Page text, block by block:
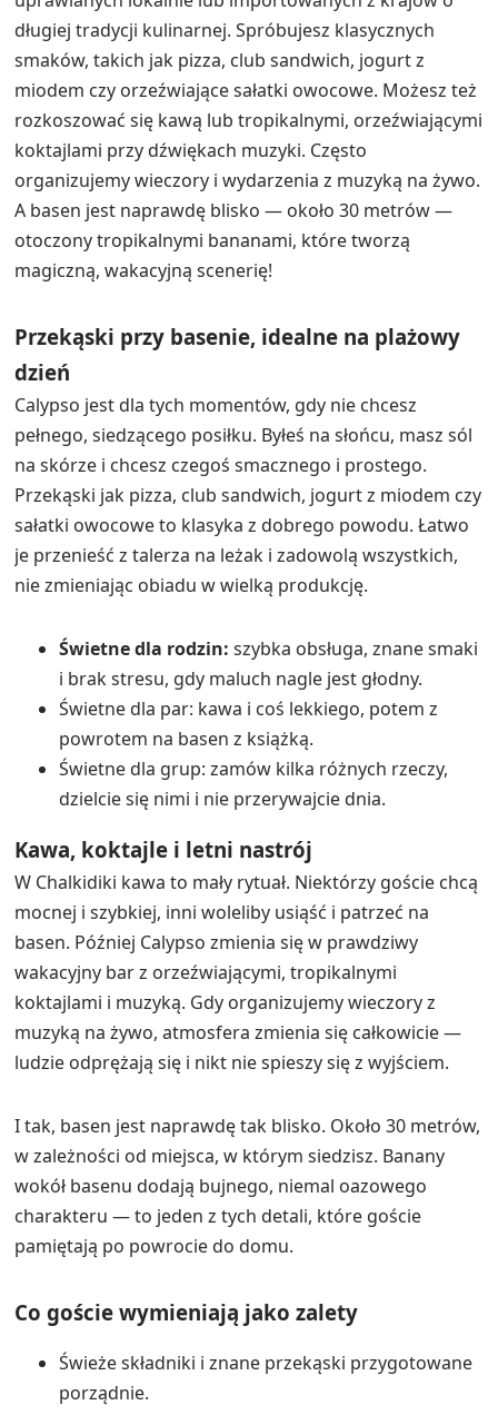
Świeże składniki i znane przekąski przygotowane
porządnie.
Łatwy dostęp z basenu, więc nie tracisz miejsca
ani nastroju.
Wieczory, które mogą być ciche lub bardziej żywe,
w zależności od nocy.
Sceneria, która daje wakacyjny klimat nawet w
czerwcu i wrześniu.
Praktyczne uwagi dla spokojniejszego
Jeśli planujesz zwiedzanie poza hotelem, Calypso jest
wygodny do planowania: wypij kawę przed wyjściem
lub zjedz szybką przekąskę po powrocie, zamiast
śpieszyć się szukać miejsca na zewnątrz w godzinach
szczytu. W szczycie sezonu parkowanie w popularnych
miejscach może sprawiać trudności, a najładniejsze
miejsca szybko się zapełniają.
Dla gości, którzy lubią elastyczne dni, dobrze
Wczesne pływanie i śniadanie, potem wypad na
plażę zanim drogi staną się zatłoczone.
Powrót do basenu późnym popołudniem, gdy
światło jest łagodniejsze.
Przekąska i koktajle w Calypso, a potem kolacja w
Ithaki, jeśli masz ją w pakiecie lub masz ochotę na
coś pełniejszego.
Dla kogo najbardziej pasuje Calypso
Calypso pasuje niemal wszystkim, ale szczególnie
dobrze sprawdza się dla:
Rodzin z dziećmi, które potrzebują jedzenia o
przewidywalnych — albo całkiem
Par, które wolą lekkie lunche i długie wieczory.
Starszych podróżnych, którzy cenią wygodę blisko
i bez dodatkowego chodzenia w upale.
Gości, którzy przyjechali dla morza i chcą spędzać
więcej czasu w stroju kąpielowym niż w
Najczęściej zadawane pytania